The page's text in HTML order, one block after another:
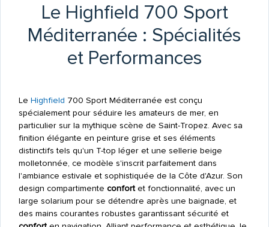
Le Highfield 700 Sport
Méditerranée : Spécialités
et Performances
Le Highfield 700 Sport Méditerranée est conçu
spécialement pour séduire les amateurs de mer, en
particulier sur la mythique scène de Saint-Tropez. Avec sa
finition élégante en peinture grise et ses éléments
distinctifs tels qu'un T-top léger et une sellerie beige
molletonnée, ce modèle s'inscrit parfaitement dans
l'ambiance estivale et sophistiquée de la Côte d'Azur. Son
design compartimente confortet fonctionnalité, avec un
large solarium pour se détendre après une baignade, et
des mains courantes robustes garantissant sécurité et